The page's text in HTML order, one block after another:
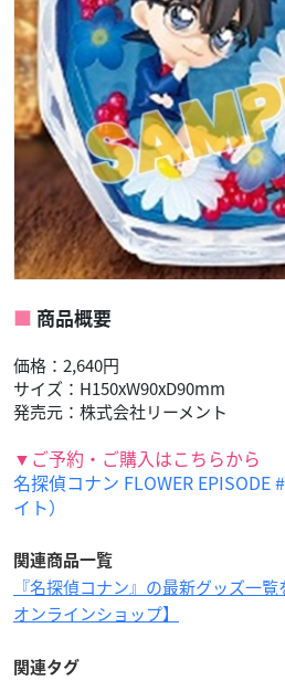
商品概要
価格：2,640円
サイズ：H150xW90xD90mm
発売元：株式会社リーメント
▼ご予約・ご購入はこちらから
名探偵コナン FLOWER EPISODE
イト）
関連商品一覧
『名探偵コナン』の最新グッズ一
オンラインショップ】
関連タグ